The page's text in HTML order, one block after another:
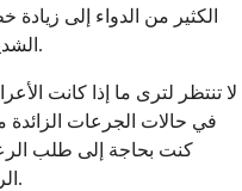
الكثير من الدواء إلى زيادة
الشديد أو تفاعلات الجلد أو مضاعفات أخرى.
لا تنتظر لترى ما إذا كانت
في حالات الجرعات الزائدة
كنت بحاجة إلى طلب
الرعاية الصحية بالضبط ما تناولته وكميته.